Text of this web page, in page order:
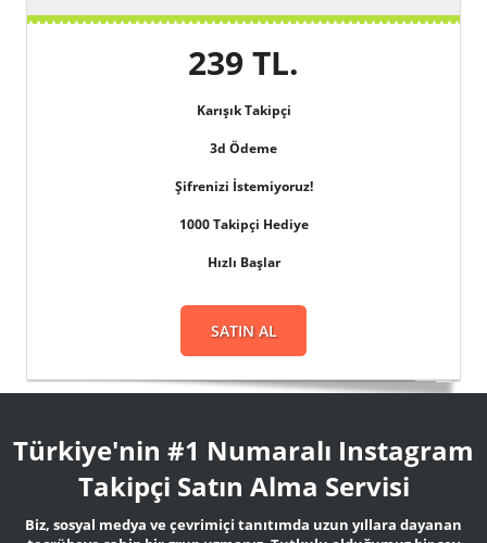
239 TL.
Karışık Takipçi
3d Ödeme
Şifrenizi İstemiyoruz!
1000 Takipçi Hediye
Hızlı Başlar
SATIN AL
Türkiye'nin #1 Numaralı Instagram
Takipçi Satın Alma Servisi
Biz, sosyal medya ve çevrimiçi tanıtımda uzun yıllara dayanan